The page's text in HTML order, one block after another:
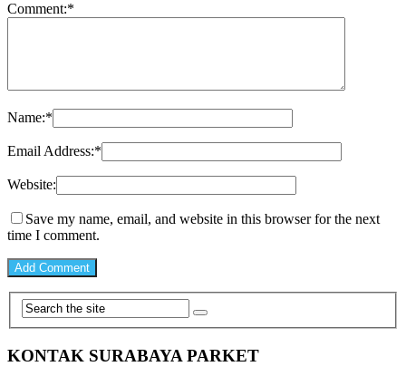
Comment:*
Name:*
Email Address:*
Website:
Save my name, email, and website in this browser for the next
time I comment.
KONTAK SURABAYA PARKET